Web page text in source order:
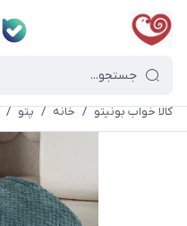
کالا خواب بونیتو / خانه / پتو /